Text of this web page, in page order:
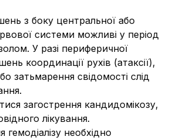
з боку центральної або
системи можливі у період
У разі периферичної
координації рухів (атаксії),
затьмарення свідомості слід
загострення кандидомікозу,
лікування.
гемодіалізу необхідно